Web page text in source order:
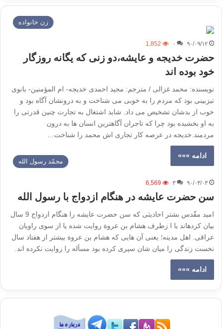
زن خانواده
۹۰/۰۹/۱۲ ۰ 1,852
حضرت خديجه و عايشه،دو زنی که یگانه روزگار
خود بوده اند
نویسنده: محمد غزالی / مترجم: مجید احمدی خدیجه- ام المؤمنین- بانوی
تیزبینی بود که مردم را به خوبی می شناخت و به درونشان آگاه بود و
خوب از بدشان تشخیص می داد. شاید اشتغال به تجارت چنین قدرتی را
به او بخشیده بود چرا که تاجران آگاهترین انسان ها به درون
مردمند.خدیجه در عرصه کار تجاری اش محمد را شناخت…
ادامه »»»
محمّد رسول الله
۹۰/۰۳/۰۳ ۳ 6,569
سن حضرت عایشه در هنگام ازدواج با رسول الله
امید مقّدس بشتر احادیثی که سن حضرت عایشه را هنگام ازدواج 9 سال
بیان کرده­اند یا ا زطرف هشام بن عروة روایت شده یا از سوی راویان
عراقی. اهل مدینه؛ یعنی آن هایی که هشام بن عروة بیشتر از هفتاد سال
نخست زندگی را میان شان سپری کرده بود مسأله را روایت نکرده اند.
ادامه »»»